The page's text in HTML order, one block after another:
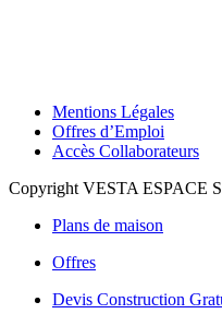
Mentions Légales
Offres d’Emploi
Accès Collaborateurs
Copyright VESTA ESPACE
Plans de maison
Offres
Devis Construction